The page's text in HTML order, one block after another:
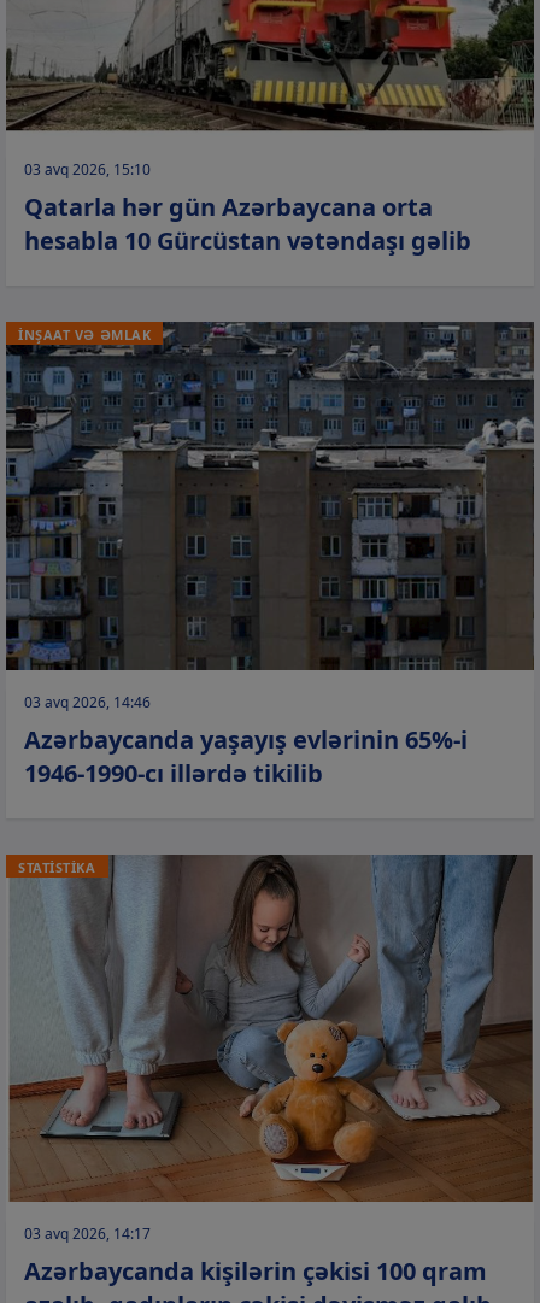
03 avq 2026, 15:10
Qatarla hər gün Azərbaycana orta
hesabla 10 Gürcüstan vətəndaşı gəlib
İNŞAAT VƏ ƏMLAK
03 avq 2026, 14:46
Azərbaycanda yaşayış evlərinin 65%-i
1946-1990-cı illərdə tikilib
STATİSTİKA
03 avq 2026, 14:17
Azərbaycanda kişilərin çəkisi 100 qram